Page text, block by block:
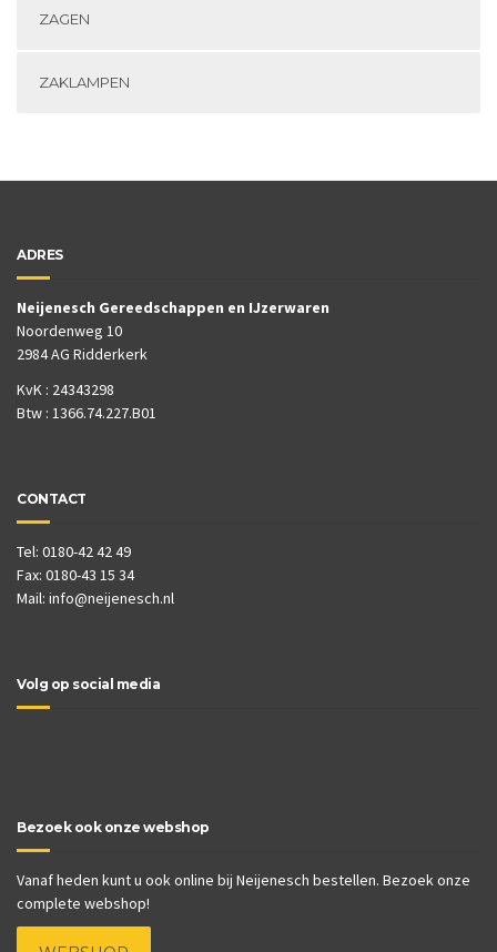
ZAGEN
ZAKLAMPEN
ADRES
Neijenesch Gereedschappen en IJzerwaren
Noordenweg 10
2984 AG Ridderkerk
KvK : 24343298
Btw : 1366.74.227.B01
CONTACT
Tel: 0180-42 42 49
Fax: 0180-43 15 34
Mail: info@neijenesch.nl
Volg op social media
Bezoek ook onze webshop
Vanaf heden kunt u ook online bij Neijenesch bestellen. Bezoek onze
complete webshop!